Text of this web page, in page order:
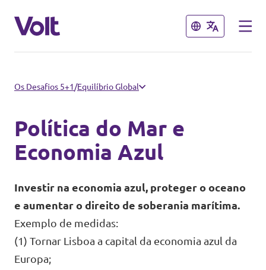
Fechar
Outros capítulos do Volt
Volt Espanha
Volt Países Baixos
Volt Bélgica
Volt França
Fechar
Políticas
Pessoas
Notícias
Os Desafios 5+1/Equilíbrio Global
Política do Mar e
Economia Azul
Investir na economia azul, proteger o oceano
e aumentar o direito de soberania marítima.
Exemplo de medidas:
(1) Tornar Lisboa a capital da economia azul da
Europa;